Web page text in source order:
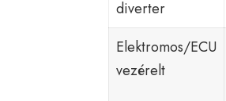
diverter
Elektromos/ECU
vezérelt